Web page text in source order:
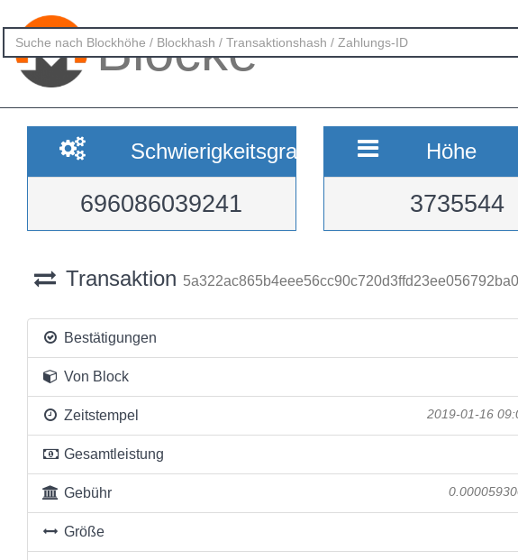
Blöcke
Schwierigkeitsgrad
696086039241
Höhe
3735544
Transaktion
Bestätigungen
Von Block
Zeitstempel 2019-01-16
Gesamtleistung
Gebühr
Größe